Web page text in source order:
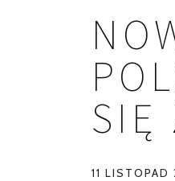
SIĘ
11 LISTOPAD